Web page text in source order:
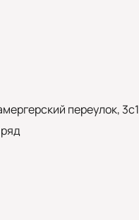
переулок, 3с1